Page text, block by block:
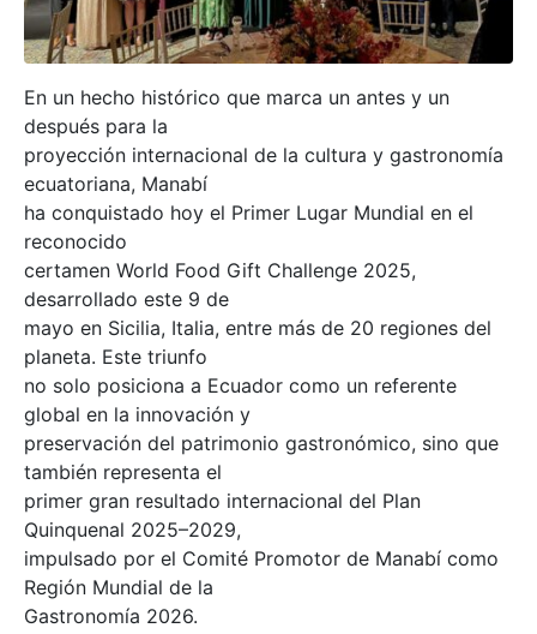
En un hecho histórico que marca un antes y un
después para la
proyección internacional de la cultura y gastronomía
ecuatoriana, Manabí
ha conquistado hoy el Primer Lugar Mundial en el
reconocido
certamen World Food Gift Challenge 2025,
desarrollado este 9 de
mayo en Sicilia, Italia, entre más de 20 regiones del
planeta. Este triunfo
no solo posiciona a Ecuador como un referente
global en la innovación y
preservación del patrimonio gastronómico, sino que
también representa el
primer gran resultado internacional del Plan
Quinquenal 2025–2029,
impulsado por el Comité Promotor de Manabí como
Región Mundial de la
Gastronomía 2026.